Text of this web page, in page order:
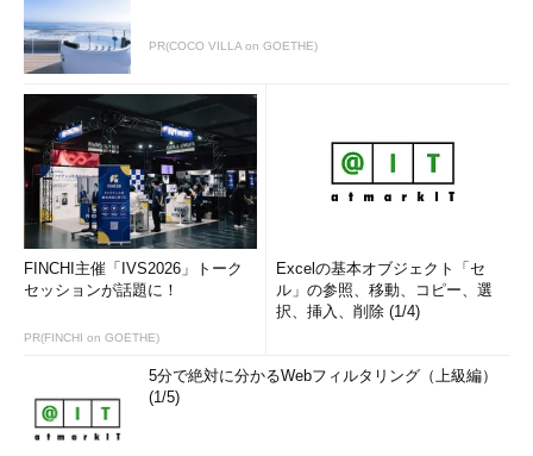
PR(COCO VILLA on GOETHE)
FINCHI主催「IVS2026」トーク
セッションが話題に！
PR(FINCHI on GOETHE)
Excelの基本オブジェクト「セ
ル」の参照、移動、コピー、選
択、挿入、削除 (1/4)
5分で絶対に分かるWebフィルタリング（上級編）
(1/5)